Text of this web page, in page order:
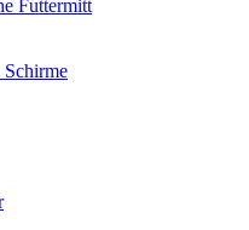
Futtermitt